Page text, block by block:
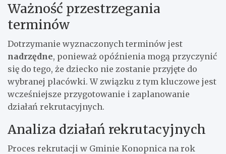
Ważność przestrzegania
terminów
Dotrzymanie wyznaczonych terminów jest
nadrzędne, ponieważ opóźnienia mogą przyczynić
się do tego, że dziecko nie zostanie przyjęte do
wybranej placówki. W związku z tym kluczowe jest
wcześniejsze przygotowanie i zaplanowanie
działań rekrutacyjnych.
Analiza działań rekrutacyjnych
Proces rekrutacji w Gminie Konopnica na rok